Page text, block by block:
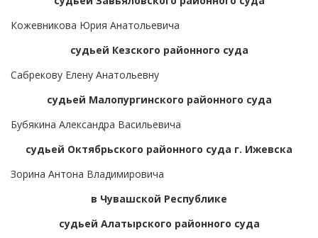
Кожевникова Юрия Анатольевича
судьей Кезского районного суда
Сабрекову Елену Анатольевну
судьей Малопургинского районного суда
Бубякина Александра Васильевича
судьей Октябрьского районного суда г. Ижевска
Зорина Антона Владимировича
в Чувашской Республике
судьей Алатырского районного суда